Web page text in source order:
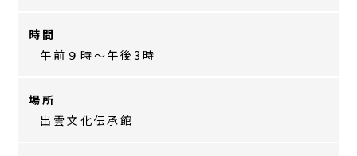
時間
午前９時～午後3時
場所
出雲文化伝承館